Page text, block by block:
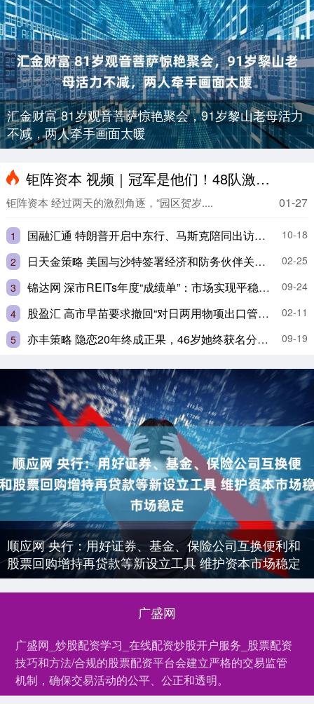
汇金财富 81岁观音菩萨惊艳聚会，91岁黎山老母活力
不减，两人牵手画面太暖
钜阵资本 视频｜冠军是他们！48队激战南沙“园区贺岁杯”
01-27
钜阵资本 经过两天的激烈角逐，“园区贺岁....
1 国融汇通 特朗普开启中东行、马斯克陪同出访！四天行程会有哪些看点？
10-18
2
日天金策略 美国与沙特签署经济和防务伙伴关系框架
02-25
3
锦达网 深市REITs年度“成绩单”：市场实现平稳扩容增类 募集规模超530亿元
09-24
4
股盈汇 高市早苗要求撤回“对日两用物项出口管制”，中方发声：日方心知肚明，中方坚决反对，不予接受！
02-11
5
亦丰策略 隐恋20年终成正果，46岁她终获名分，53岁生子幸福满溢 09-19
顺应网 央行：用好证券、基金、保险公司互换便利和
股票回购增持再贷款等新设立工具 维护资本市场稳定
广盛网
广盛网_炒股配资学习_在线配资炒股开户服务_股票配资
技巧和方法/合规的股票配资平台会建立严格的交易监管
机制，确保交易活动的公平、公正和透明。